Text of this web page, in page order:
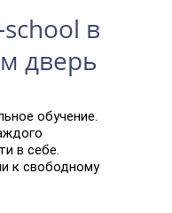
в
дверь
обучение.
в себе.
к свободному